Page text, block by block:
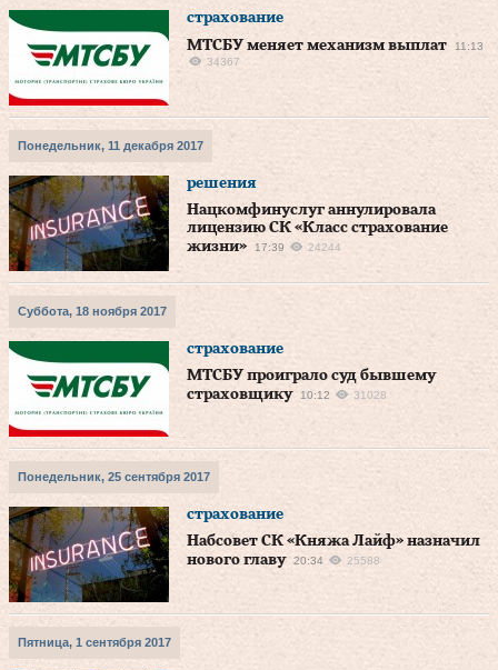
страхование
МТСБУ меняет механизм выплат
11:13
34367
Понедельник, 11 декабря 2017
решения
Нацкомфинуслуг аннулировала
лицензию СК «Класс страхование
жизни»
17:39 24244
Суббота, 18 ноября 2017
страхование
МТСБУ проиграло суд бывшему
страховщику
10:12 31028
Понедельник, 25 сентября 2017
страхование
Набсовет СК «Княжа Лайф» назначил
нового главу
20:34 25588
Пятница, 1 сентября 2017